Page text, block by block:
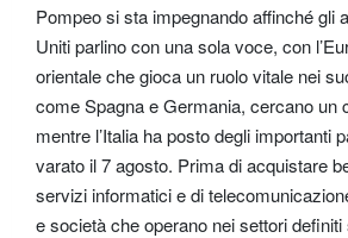
Pompeo si sta impegnando affinché gli
Uniti parlino con una sola voce, con
orientale che gioca un ruolo vitale nei
come Spagna e Germania, cercano un
mentre l’Italia ha posto degli importanti
varato il 7 agosto. Prima di acquistare
servizi informatici e di
e società che operano nei settori